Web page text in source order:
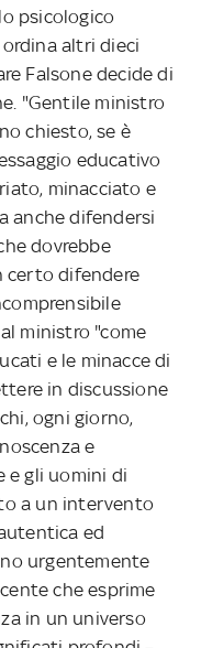
psicologico
altri dieci
Falsone decide di
"Gentile ministro
chiesto, se è
educativo
minacciato e
anche difendersi
dovrebbe
certo difendere
ministro "come
e le minacce di
in discussione
ogni giorno,
e
e gli uomini di
a un intervento
ed
urgentemente
che esprime
in un universo